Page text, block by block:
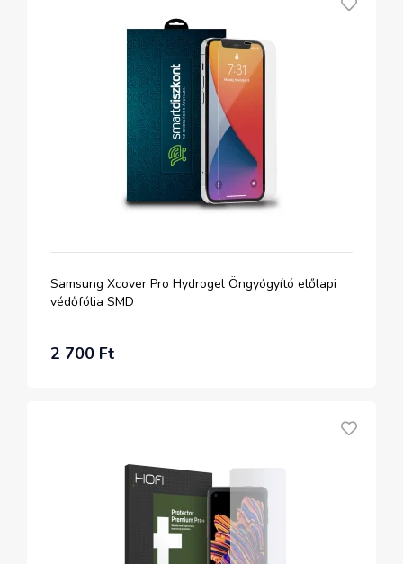
Samsung Xcover Pro Hydrogel Öngyógyító előlapi
védőfólia SMD
2 700 Ft